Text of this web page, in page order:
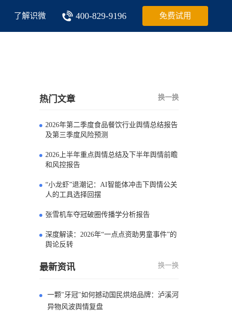
了解识微 400-829-9196 免费试用
热门文章 换一换
2026年第二季度食品餐饮行业舆情总结报告
及第三季度风险预测
2026上半年重点舆情总结及下半年舆情前瞻
和风控报告
“小龙虾”退潮记：AI智能体冲击下舆情公关
人的工具选择回摆
张雪机车夺冠破圈传播学分析报告
深度解读：2026年“一点点资助男童事件”的
舆论反转
最新资讯 换一换
一颗"牙冠"如何撼动国民烘焙品牌：泸溪河
异物风波舆情复盘